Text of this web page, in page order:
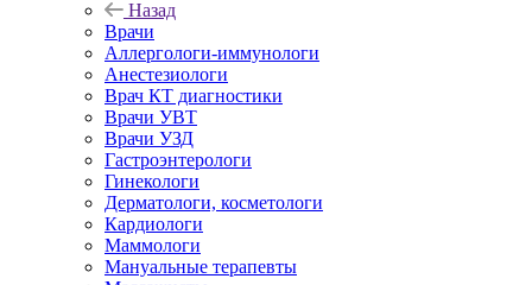
Назад
Врачи
Аллергологи-иммунологи
Анестезиологи
Врач КТ диагностики
Врачи УВТ
Врачи УЗД
Гастроэнтерологи
Гинекологи
Дерматологи, косметологи
Кардиологи
Маммологи
Мануальные терапевты